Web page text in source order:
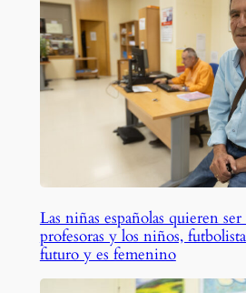
Las niñas españolas quieren
profesoras y los niños,
futuro y es femenino